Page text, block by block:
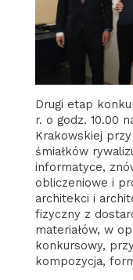
Drugi etap
r. o godz. 10.00
Krakowskiej
śmiałków
informatyce,
obliczeniowe i
architekci i
fizyczny z
materiałów, w
konkursowy,
kompozycja,